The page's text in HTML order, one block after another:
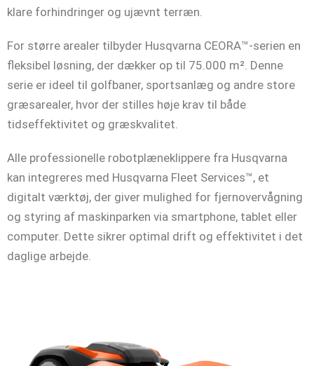
klare forhindringer og ujævnt terræn.
For større arealer tilbyder Husqvarna CEORA™-serien en
fleksibel løsning, der dækker op til 75.000 m². Denne
serie er ideel til golfbaner, sportsanlæg og andre store
græsarealer, hvor der stilles høje krav til både
tidseffektivitet og græskvalitet.
Alle professionelle robotplæneklippere fra Husqvarna
kan integreres med Husqvarna Fleet Services™, et
digitalt værktøj, der giver mulighed for fjernovervågning
og styring af maskinparken via smartphone, tablet eller
computer. Dette sikrer optimal drift og effektivitet i det
daglige arbejde.